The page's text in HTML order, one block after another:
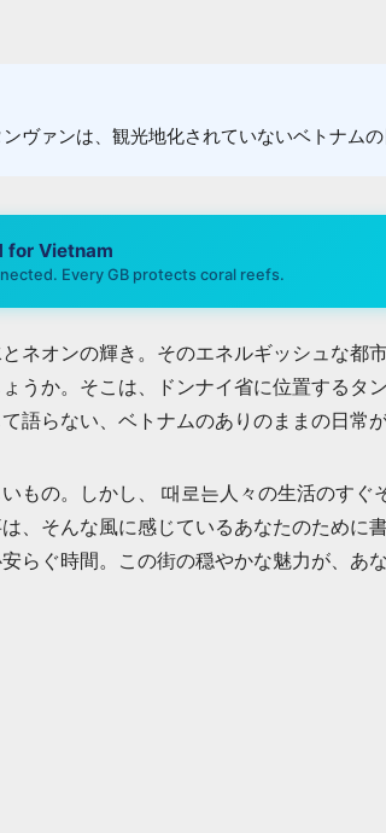
ヴァンは、観光地化されていないベトナムの
forVietnam
Every GB protects coral reefs.
ネオンの輝き。そのエネルギッシュな都
うか。そこは、ドンナイ省に位置するタ
語らない、ベトナムのありのままの日常
もの。しかし、 때로는人々の生活のす
、そんな風に感じているあなたのために
らぐ時間。この街の穏やかな魅力が、あ